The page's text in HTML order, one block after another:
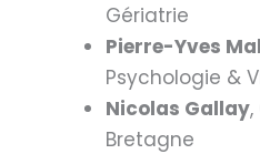
Gériatrie
Pierre-Yves
Psychologie &
Nicolas Gallay,
Bretagne